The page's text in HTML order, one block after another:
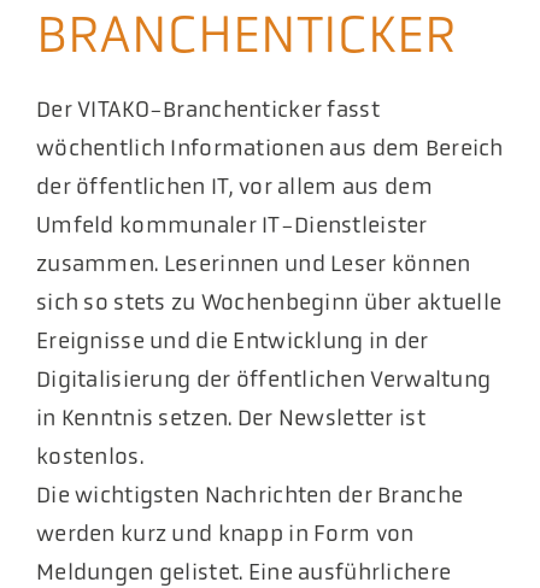
Aktuelles
Podcast
BRANCHENTICKER
Der VITAKO-Branchenticker fasst
wöchentlich Informationen aus dem Bereich
der öffentlichen IT, vor allem aus dem
Umfeld kommunaler IT-Dienstleister
zusammen. Leserinnen und Leser können
sich so stets zu Wochenbeginn über aktuelle
Ereignisse und die Entwicklung in der
Digitalisierung der öffentlichen Verwaltung
in Kenntnis setzen. Der Newsletter ist
kostenlos.
Die wichtigsten Nachrichten der Branche
werden kurz und knapp in Form von
Meldungen gelistet. Eine ausführlichere